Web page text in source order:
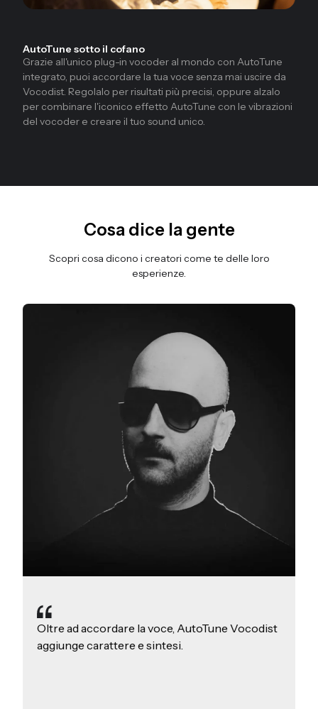
AutoTune sotto il cofano
Grazie all'unico plug-in vocoder al mondo con AutoTune
integrato, puoi accordare la tua voce senza mai uscire da
Vocodist. Regolalo per risultati più precisi, oppure alzalo
per combinare l'iconico effetto AutoTune con le vibrazioni
del vocoder e creare il tuo sound unico.
Cosa dice la gente
Scopri cosa dicono i creatori come te delle loro
esperienze.
Diapositiva 2 di 4
Oltre ad accordare la voce, AutoTune Vocodist
aggiunge carattere e sintesi.